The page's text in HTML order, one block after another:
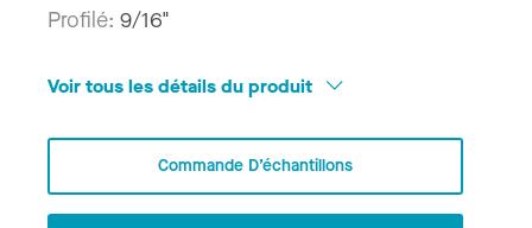
Profilé: 9/16"
Voir tous les détails du produit
Commande D’échantillons